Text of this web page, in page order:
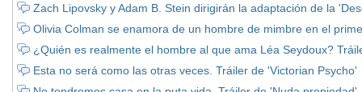
Zach Lipovsky y Adam B. Stein dirigirán la adaptación de la
Olivia Colman se enamora de un hombre de mimbre en el
¿Quién es realmente el hombre al que ama Léa Seydoux?
Esta no será como las otras veces. Tráiler de 'Victorian Psycho'